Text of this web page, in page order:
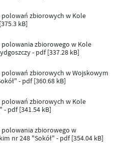
polowań zbiorowych w Kole
kB]
polowania zbiorowego w Kole
- pdf [337.28 kB]
polowań zbiorowych w Wojskowym
- pdf [360.68 kB]
polowań zbiorowych w Kole
pdf [341.54 kB]
polowania zbiorowego w
nr 248 "Sokół" - pdf [354.04 kB]